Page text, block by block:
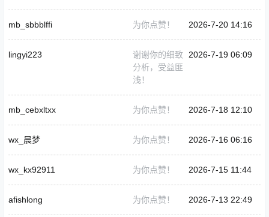
mb_sbbblffi 为你点赞！ 2026-7-20 14:16
lingyi223
谢谢你的细致
分析，受益匪
浅！
2026-7-19 06:09
mb_cebxltxx 为你点赞！ 2026-7-18 12:10
wx_晨梦 为你点赞！ 2026-7-16 06:16
wx_kx92911 为你点赞！ 2026-7-15 11:44
afishlong 为你点赞！ 2026-7-13 22:49